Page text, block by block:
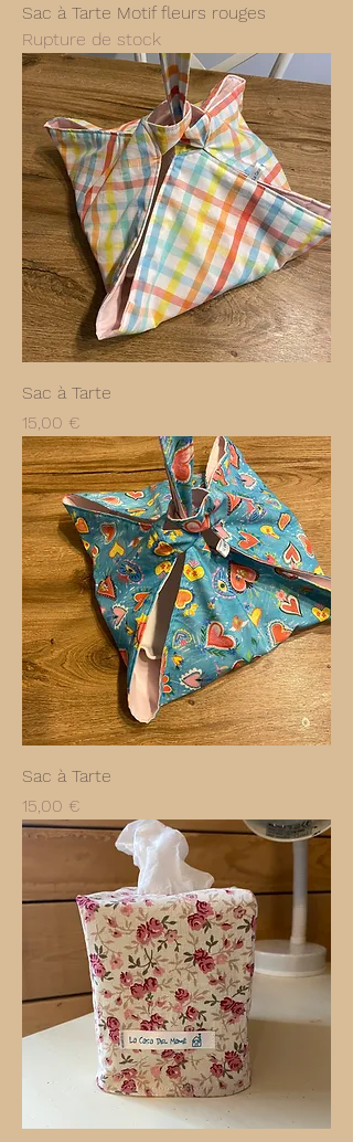
Sac à Tarte Motif fleurs rouges
Rupture de stock
Sac à Tarte
Prix
15,00 €
Sac à Tarte
Prix
15,00 €